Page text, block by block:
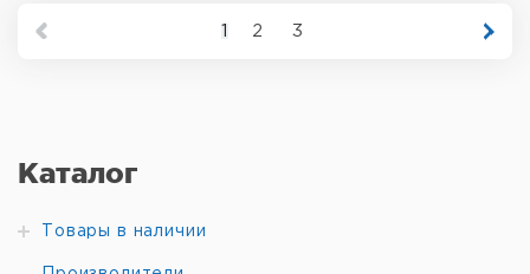
Каталог
Товары в наличии
1 2 3